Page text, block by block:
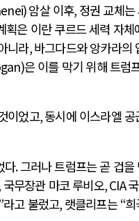
암살 이후, 정권 교체
획은 이란 쿠르드 세력 자
니라,바그다드와 앙카라의
은 이를 막기 위해 트럼
이었고,동시에 이스라엘
다.그러나 트럼프는 곧 겁을
국무장관 마코 루비오, CIA
라고 불렀고, 랫클리프는“